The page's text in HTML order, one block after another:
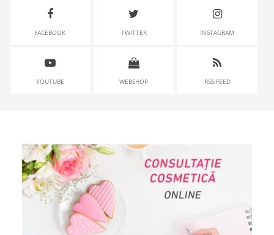
FACEBOOK TWITTER INSTAGRAM
YOUTUBE WEBSHOP RSS FEED